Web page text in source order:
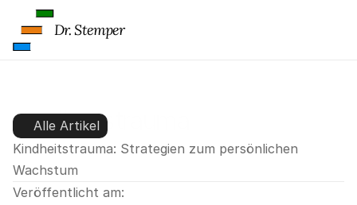
Kindheitstrauma
Alle Artikel
Kindheitstrauma: Strategien zum persönlichen
Wachstum
Veröffentlicht am:
Dr. Stemper